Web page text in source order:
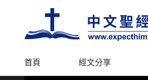
首頁 經文分享